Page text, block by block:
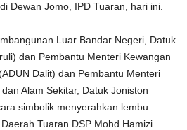
Dewan Jomo, IPD Tuaran, hari ini.
Luar Bandar Negeri, Datuk
dan Pembantu Menteri Kewangan
Dalit) dan Pembantu Menteri
Alam Sekitar, Datuk Joniston
simbolik menyerahkan lembu
Tuaran DSP Mohd Hamizi